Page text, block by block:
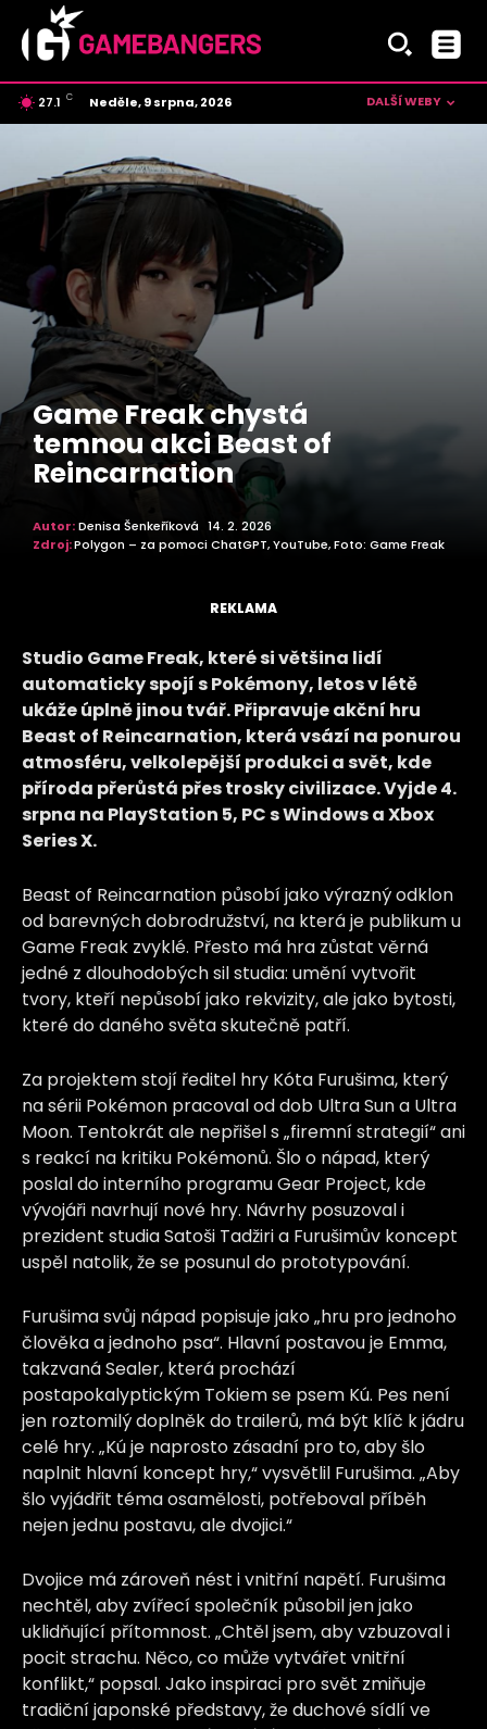
27.1 C Czech
Neděle, 9 srpna, 2026 DALŠÍ WEBY
Game Freak chystá
temnou akci Beast of
Reincarnation
Autor:Denisa Šenkeříková 14. 2. 2026
Zdroj:Polygon – za pomoci ChatGPT, YouTube, Foto: Game Freak
REKLAMA
Studio Game Freak, které si většina lidí
automaticky spojí s Pokémony, letos v létě
ukáže úplně jinou tvář. Připravuje akční hru
Beast of Reincarnation, která vsází na ponurou
atmosféru, velkolepější produkci a svět, kde
příroda přerůstá přes trosky civilizace. Vyjde 4.
srpna na PlayStation 5, PC s Windows a Xbox
Series X.
Beast of Reincarnation působí jako výrazný odklon
od barevných dobrodružství, na která je publikum u
Game Freak zvyklé. Přesto má hra zůstat věrná
jedné z dlouhodobých sil studia: umění vytvořit
tvory, kteří nepůsobí jako rekvizity, ale jako bytosti,
které do daného světa skutečně patří.
Za projektem stojí ředitel hry Kóta Furušima, který
na sérii Pokémon pracoval od dob Ultra Sun a Ultra
Moon. Tentokrát ale nepřišel s „firemní strategií“ ani
s reakcí na kritiku Pokémonů. Šlo o nápad, který
poslal do interního programu Gear Project, kde
vývojáři navrhují nové hry. Návrhy posuzoval i
prezident studia Satoši Tadžiri a Furušimův koncept
uspěl natolik, že se posunul do prototypování.
Furušima svůj nápad popisuje jako „hru pro jednoho
člověka a jednoho psa“. Hlavní postavou je Emma,
takzvaná Sealer, která prochází
postapokalyptickým Tokiem se psem Kú. Pes není
jen roztomilý doplněk do trailerů, má být klíč k jádru
celé hry. „Kú je naprosto zásadní pro to, aby šlo
naplnit hlavní koncept hry,“ vysvětlil Furušima. „Aby
šlo vyjádřit téma osamělosti, potřeboval příběh
nejen jednu postavu, ale dvojici.“
Dvojice má zároveň nést i vnitřní napětí. Furušima
nechtěl, aby zvířecí společník působil jen jako
uklidňující přítomnost. „Chtěl jsem, aby vzbuzoval i
pocit strachu. Něco, co může vytvářet vnitřní
konflikt,“ popsal. Jako inspiraci pro svět zmiňuje
tradiční japonské představy, že duchové sídlí ve